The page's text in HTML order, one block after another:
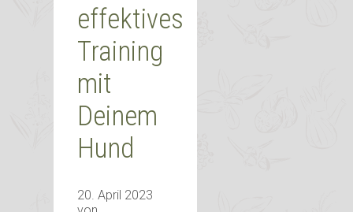
effektives
Training
mit
Deinem
Hund
20. April 2023